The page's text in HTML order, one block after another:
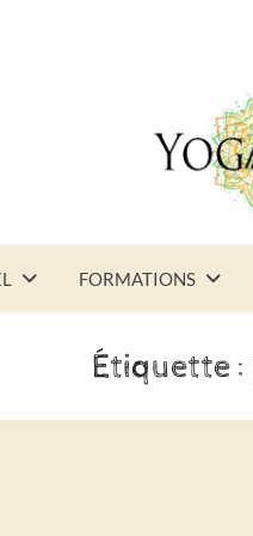
FORMATIONS
Étiquette :